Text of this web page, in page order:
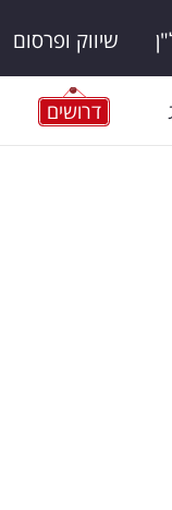
שיווק ופרסום
דרושים